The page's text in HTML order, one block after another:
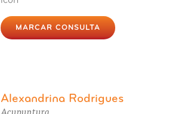
MARCAR CONSULTA
Alexandrina Rodrigues